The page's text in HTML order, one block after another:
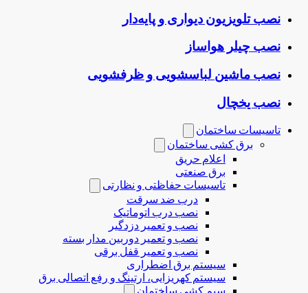
نصب تلویزیون دیواری و پایه‌دار
نصب چیلر هواساز
نصب ماشین لباسشویی و ظرفشویی
نصب یخچال
تاسیسات ساختمان
برق کشی ساختمان
اعلام حریق
برق صنعتی
تاسیسات حفاظتی و نظارتی
درب ضد سرقت
نصب درب‌ اتوماتیک
نصب و تعمیر دزدگیر
نصب و تعمیر دوربین مدار بسته
نصب و تعمیر قفل برقی
سیستم برق اضطراری
سیستم کهریزایی، ارتینگ و رفع اتصالی برق
سیم کشی ساختمان